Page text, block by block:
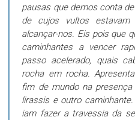
pausas que demos conta
de cujos vultos
alcançar-nos. Eis pois que
caminhantes a vencer
passo acelerado, quais
rocha em rocha.
fim de mundo na
lirassis e outro
iam fazer a travessia da